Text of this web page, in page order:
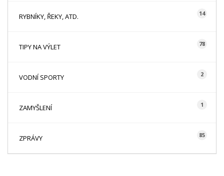
RYBNÍKY, ŘEKY, ATD. 14
TIPY NA VÝLET 78
VODNÍ SPORTY 2
ZAMYŠLENÍ 1
ZPRÁVY 85